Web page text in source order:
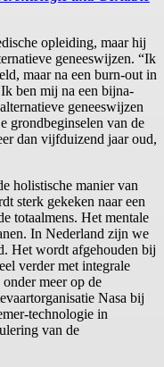
opleiding, maar hij
geneeswijzen. “Ik
maar na een burn-out in
ben mij na een bijna-
geneeswijzen
grondbeginselen van de
dan vijfduizend jaar oud,
holistische manier van
sterk gekeken naar een
totaalmens. Het mentale
In Nederland zijn we
Het wordt afgehouden bij
verder met integrale
meer op de
Nasa bij
technologie in
van de